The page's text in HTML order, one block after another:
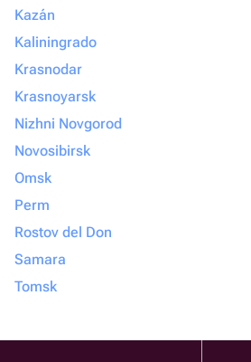
Kazán
Kaliningrado
Krasnodar
Krasnoyarsk
Nizhni Novgorod
Novosibirsk
Omsk
Perm
Rostov del Don
Samara
Tomsk